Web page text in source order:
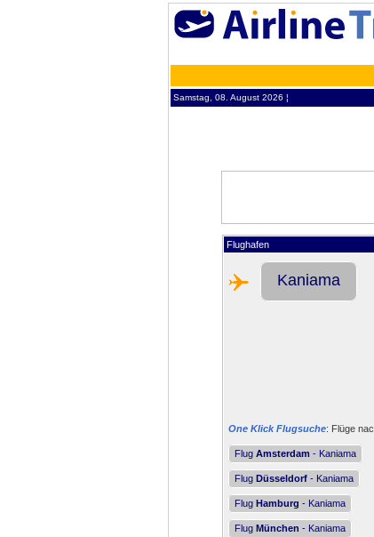
Samstag, 08. August 2026 ¦
Flughafen
Kaniama
One Klick Flugsuche: Flüge
Flug Amsterdam - Kaniama
Flug Düsseldorf - Kaniama
Flug Hamburg - Kaniama
Flug München - Kaniama